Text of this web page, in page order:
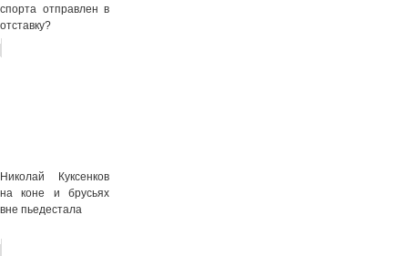
спорта отправлен в
отставку?
Николай Куксенков
на коне и брусьях
вне пьедестала